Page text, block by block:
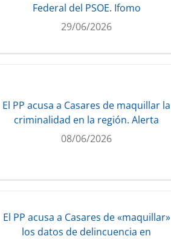
Federal del PSOE. Ifomo
29/06/2026
El PP acusa a Casares de maquillar la
criminalidad en la región. Alerta
08/06/2026
El PP acusa a Casares de «maquillar»
los datos de delincuencia en